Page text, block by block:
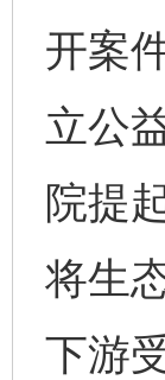
开案
立公
院提
将生
下游